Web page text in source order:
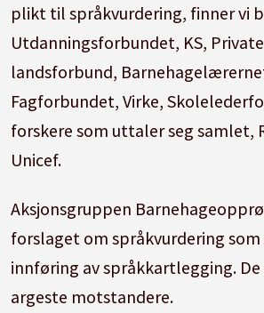
plikt til språkvurdering, finner vi
Utdanningsforbundet, KS,
landsforbund,
Fagforbundet, Virke,
forskere som uttaler seg samlet,
Unicef.
Aksjonsgruppen
forslaget om språkvurdering
innføring av språkkartlegging.
argeste motstandere.